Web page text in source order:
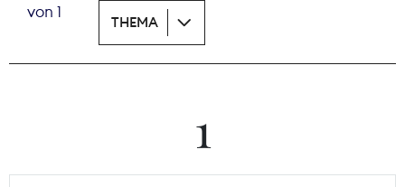
Tarifpolitik
Theodor-Wolff-Preis
von 1
THEMA
1